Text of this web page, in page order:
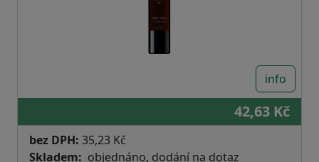
info
42,63 Kč
bez DPH: 35,23 Kč
Skladem
objednáno, dodání na dotaz